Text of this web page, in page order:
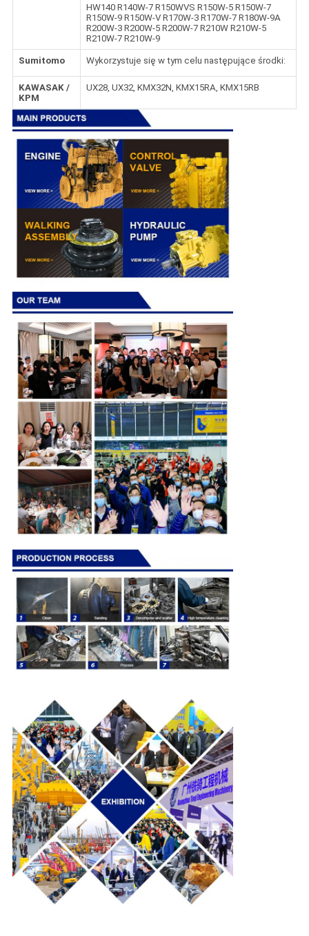
HW140 R140W-7 R150WVS R150W-5 R150W-7
R150W-9 R150W-V R170W-3 R170W-7 R180W-9A
R200W-3 R200W-5 R200W-7 R210W R210W-5
R210W-7 R210W-9
Sumitomo Wykorzystuje się w tym celu następujące środki:
KAWASAK /
KPM
UX28, UX32, KMX32N, KMX15RA, KMX15RB